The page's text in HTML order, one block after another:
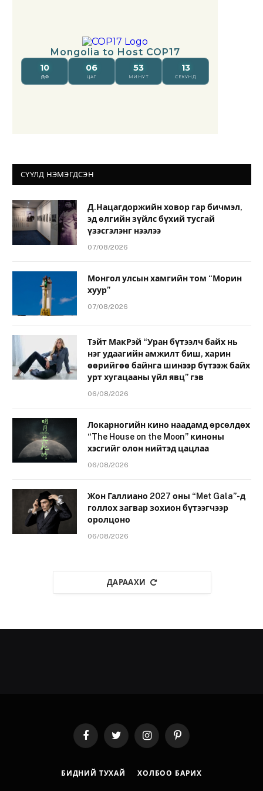
СҮҮЛД НЭМЭГДСЭН
Д.Нацагдоржийн ховор гар бичмэл,
эд өлгийн зүйлс бүхий тусгай
үзэсгэлэнг нээлээ
07/08/2026
Монгол улсын хамгийн том “Морин
хуур”
07/08/2026
Тэйт МакРэй “Уран бүтээлч байх нь
нэг удаагийн амжилт биш, харин
өөрийгөө байнга шинээр бүтээж байх
урт хугацааны үйл явц” гэв
06/08/2026
Локарногийн кино наадамд өрсөлдөх
“The House on the Moon” киноны
хэсгийг олон нийтэд цацлаа
06/08/2026
Жон Галлиано 2027 оны “Met Gala”-д
голлох загвар зохион бүтээгчээр
оролцоно
06/08/2026
ДАРААХИ
FacebookTwitter InstagramPinterest
БИДНИЙ ТУХАЙ ХОЛБОО БАРИХ